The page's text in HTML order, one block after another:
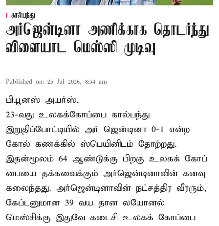
கால்பந்து
அர்ஜென்டினா அணிக்காக தொடர்ந்து
விளையாட மெஸ்ஸி முடிவு
Published on: 25 Jul 2026, 8:54 am
பியூனஸ் அயர்ஸ்,
23-வது உலகக்கோப்பை கால்பந்து
இறுதிப்போட்டியில் அர் ஜென்டினா 0-1 என்ற
கோல் கணக்கில் ஸ்பெயினிடம் தோற்றது.
இதன்மூலம் 64 ஆண்டுக்கு பிறகு உலகக் கோப்
பையை தக்கவைக்கும் அர்ஜென்டினாவின் கனவு
கலைந்தது. அர்ஜென்டினாவின் நட்சத்திர வீரரும்,
கேப்டனுமான 39 வய தான லயோனல்
மெஸ்சிக்கு இதுவே கடைசி உலகக் கோப்பை